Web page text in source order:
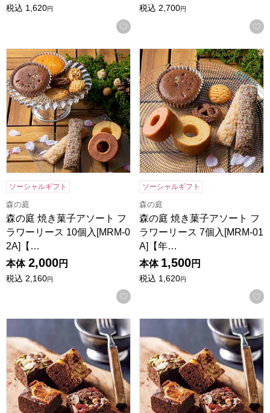
税込 1,620円
お気に入りに登録する
税込 2,700円
森の庭 焼き菓子アソート フラワーリース 10個入[MRM-02A]
ソーシャルギフト
森の庭
森の庭 焼き菓子アソート フ
ラワーリース 10個入[MRM-0
2A]【…
本体 2,000円
税込 2,160円
お気に入りに登録する
森の庭 焼き菓子アソート フ
ソーシャルギフト
森の庭
森の庭 焼き菓子アソート フ
ラワーリース 7個入[MRM-01
A]【年…
本体 1,500円
税込 1,620円
ホシフルーツ ナッツとドライフルーツの贅沢ブラウニー 9
ホシフルーツ ナッツとドラ